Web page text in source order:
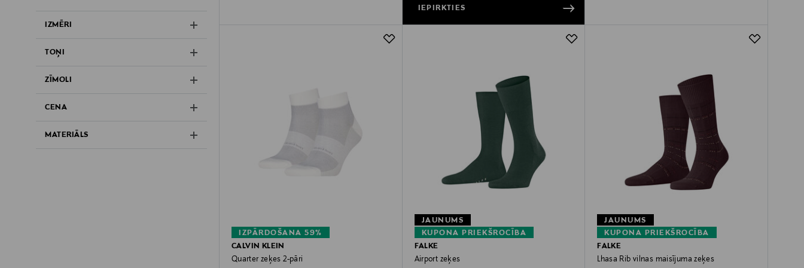
IZMĒRI
TOŅI
ZĪMOLI
CENA
MATERIĀLS
IEPIRKTIES
IZPĀRDOŠANA 59%
CALVIN KLEIN
Quarter zeķes 2-pāri
KUPONA PRIEKŠROCĪBA
JAUNUMS
FALKE
Airport zeķes
KUPONA PRIEKŠROCĪBA
JAUNUMS
FALKE
Lhasa Rib vilnas maisījuma zeķes